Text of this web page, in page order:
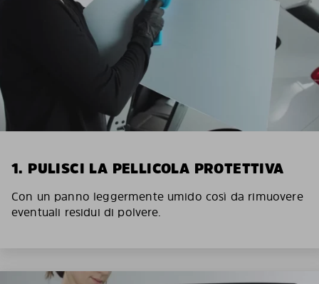
1. PULISCI LA PELLICOLA PROTETTIVA
Con un panno leggermente umido così da rimuovere
eventuali residui di polvere.